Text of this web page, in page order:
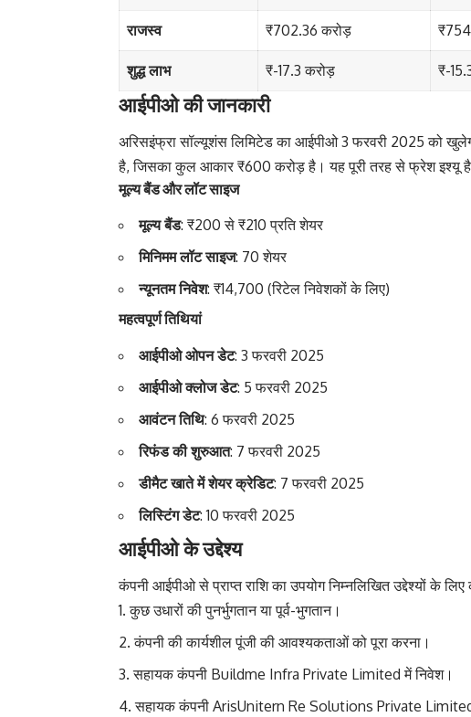
राजस्व ₹702.36 करोड़
शुद्ध लाभ ₹-17.3 करोड़ ₹-
आईपीओ की जानकारी
अरिसइंफ्रा सॉल्यूशंस लिमिटेड का आईपीओ 3 फरवरी 2025 को
है, जिसका कुल आकार ₹600 करोड़ है। यह पूरी तरह से फ्रेश इश्यू
मूल्य बैंड और लॉट साइज
मूल्य बैंड: ₹200 से ₹210 प्रति शेयर
मिनिमम लॉट साइज: 70 शेयर
न्यूनतम निवेश: ₹14,700 (रिटेल निवेशकों के लिए)
महत्वपूर्ण तिथियां
आईपीओ ओपन डेट: 3 फरवरी 2025
आईपीओ क्लोज डेट: 5 फरवरी 2025
आवंटन तिथि: 6 फरवरी 2025
रिफंड की शुरुआत: 7 फरवरी 2025
डीमैट खाते में शेयर क्रेडिट: 7 फरवरी 2025
लिस्टिंग डेट: 10 फरवरी 2025
आईपीओ के उद्देश्य
कंपनी आईपीओ से प्राप्त राशि का उपयोग निम्नलिखित उद्देश्यों के लिए
कुछ उधारों की पुनर्भुगतान या पूर्व-भुगतान।
कंपनी की कार्यशील पूंजी की आवश्यकताओं को पूरा करना।
सहायक कंपनी Buildme Infra Private Limited में निवेश।
सहायक कंपनी ArisUnitern Re Solutions Private Limited